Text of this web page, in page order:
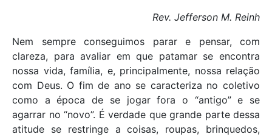
Rev. Jefferson M. Reinh
Nem sempre conseguimos parar e pensar, com
clareza, para avaliar em que patamar se encontra
nossa vida, família, e, principalmente, nossa relação
com Deus. O fim de ano se caracteriza no coletivo
como a época de se jogar fora o “antigo” e se
agarrar no “novo”. É verdade que grande parte dessa
atitude se restringe a coisas, roupas, brinquedos,